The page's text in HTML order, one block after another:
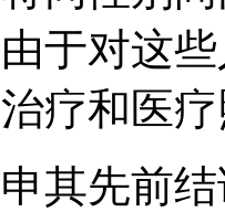
于对这
疗和医
其先前